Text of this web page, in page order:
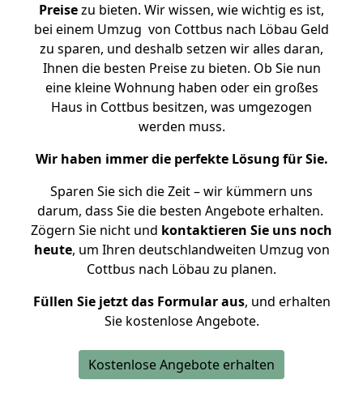
Preisezu bieten. Wir wissen, wie wichtig es ist,
bei einem Umzug von Cottbus nach Löbau Geld
zu sparen, und deshalb setzen wir alles daran,
Ihnen die besten Preise zu bieten. Ob Sie nun
eine kleine Wohnung haben oder ein großes
Haus in Cottbus besitzen, was umgezogen
werden muss.
Wir haben immer die perfekte Lösung für Sie.
Sparen Sie sich die Zeit – wir kümmern uns
darum, dass Sie die besten Angebote erhalten.
Zögern Sie nicht und kontaktieren Sie uns noch
heute, um Ihren deutschlandweiten Umzug von
Cottbus nach Löbau zu planen.
Füllen Sie jetzt das Formular aus, und erhalten
Sie kostenlose Angebote.
Kostenlose Angebote erhalten